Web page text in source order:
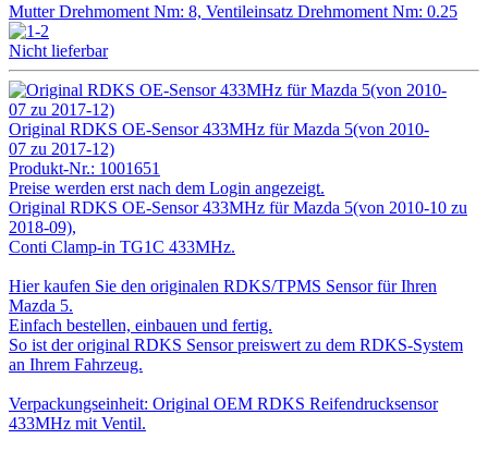
Mutter Drehmoment Nm: 8, Ventileinsatz Drehmoment Nm: 0.25
Nicht lieferbar
Original RDKS OE-Sensor 433MHz für Mazda 5(von 2010-
07 zu 2017-12)
Produkt-Nr.: 1001651
Preise werden erst nach dem Login angezeigt.
Original RDKS OE-Sensor 433MHz für Mazda 5(von 2010-10 zu
2018-09),
Conti Clamp-in TG1C 433MHz.
Hier kaufen Sie den originalen RDKS/TPMS Sensor für Ihren
Mazda 5.
Einfach bestellen, einbauen und fertig.
So ist der original RDKS Sensor preiswert zu dem RDKS-System
an Ihrem Fahrzeug.
Verpackungseinheit: Original OEM RDKS Reifendrucksensor
433MHz mit Ventil.